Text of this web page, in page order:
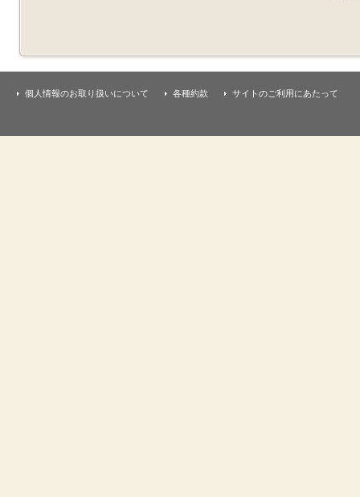
個人情報のお取り扱いについて 各種約款 サイトのご利用にあたって